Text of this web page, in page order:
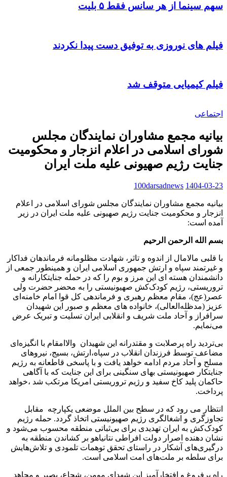
سهم سینما از هر سانس فقط ۵ بلیت
فیلم های نوروزی به توفیق دست پیدا نکردند
فیلم کیمیایی متوقف شد
اجتماعی
بیانیه مجمع مشاوران نمایندگان مجلس
شورای اسلامی در اعلام انزجار و محکومیت
جنایت رژیم صهیونی علیه ملت ایران
100darsadnews 1404-03-23
بیانیه مجمع مشاوران نمایندگان مجلس شورای اسلامی در اعلام
انزجار و محکومیت جنایت رژیم صهیونی علیه ملت ایران در زیر
آمده است:
بسم الله الرحمن الرحیم
با قلبی مالامال از اندوه و تاثر، شهادت مظلومانه فرماندهان فداکار
و غیرتمند سپاه و ارتش جمهوری اسلامی ایران و همینطور جمعی از
دانشمندان هسته ای این مرز و بوم را که در حمله جنایتکارانه و
تروریستی، رژیم کودک‌کش صهیونیستی را به محضر حضرت ولی
عصر(عج)، مقام معظم رهبری و فرماندهی کل قوا امام خامنه‌ای
عزیز (مدظله‌العالی)، خانواده های معظم و صبور این شهیدان
سرافراز و آحاد ملت شریف و انقلابی ایران تسلیت و تبریک عرض
می‌نمایم.
بی‌تردید راه پرصلابت و مقتدرانه این شهیدان والاامقام با انگیزه‌ای
مضاعف توسط فرزندان انقلاب در سپاه،ارتش، بسیج، نیروهای
مسلح و آحاد مردم ادامه خواهد یافت و با پاسخی قاطعانه به رژیم
جنایتکار صهیونیستی بهای سنگینی برای این جنایت که با آگاهی
حاکمان پلید کاخ سفید و رژیم تروریستی امریکا مرتکب شد ،خواهد
پرداخت.
انتظار می رود که در سطح بین الملل موضعی یکپارچه مقابل
تجاوزگری و اشغالگری رژیم صهیونیستی اتخاذ گردد. حمله رژیم
کودک‌کش به ایران تهدیدی برای بی‌ثباتی منطقه محسوب می‌شود و
نشان دهنده اصرار دولت افراطی نتانیاهو بر کشاندن منطقه به
درگیری‌های آشکار در راستای تحقق توهمات تلمودی و تلاش‌هایش
برای سلطه بر ملت‌های امت اسلامی است.
راه پرفروغ و افتخارآمیز این شهدای مومن، شجاع، بصیر و مجاهد